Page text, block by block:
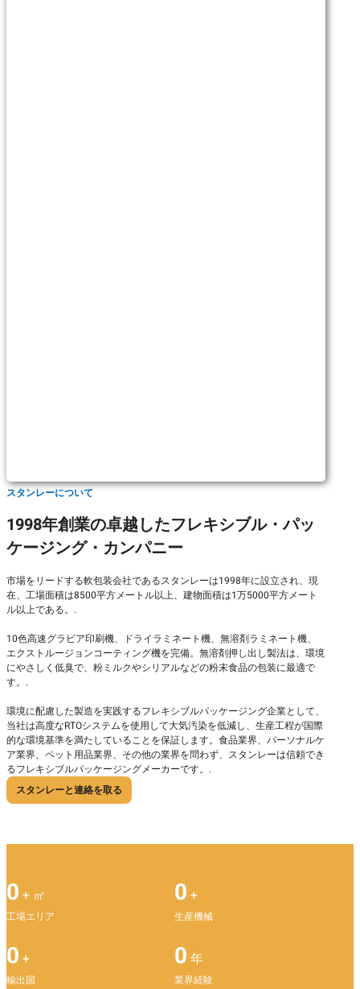
スタンレーについて
1998年創業の卓越したフレキシブル・パッ
ケージング・カンパニー
市場をリードする軟包装会社であるスタンレーは1998年に設立され、現
在、工場面積は8500平方メートル以上、建物面積は1万5000平方メート
ル以上である。.
10色高速グラビア印刷機、ドライラミネート機、無溶剤ラミネート機、
エクストルージョンコーティング機を完備。無溶剤押し出し製法は、環境
にやさしく低臭で、粉ミルクやシリアルなどの粉末食品の包装に最適で
す。.
環境に配慮した製造を実践するフレキシブルパッケージング企業として、
当社は高度なRTOシステムを使用して大気汚染を低減し、生産工程が国際
的な環境基準を満たしていることを保証します。食品業界、パーソナルケ
ア業界、ペット用品業界、その他の業界を問わず、スタンレーは信頼でき
るフレキシブルパッケージングメーカーです。.
スタンレーと連絡を取る
0 + ㎡
工場エリア
0 +
生産機械
0 +
輸出国
0 年
業界経験